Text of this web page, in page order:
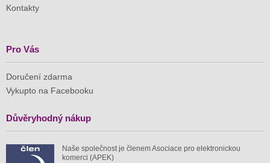
Kontakty
Pro Vás
Doručení zdarma
Vykupto na Facebooku
Důvěryhodný nákup
Naše společnost je členem Asociace pro elektronickou
komerci (APEK)